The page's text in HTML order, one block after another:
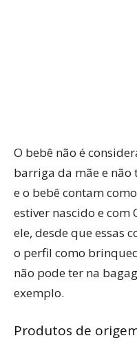
O bebê não é
barriga da mãe e não
e o bebê contam
estiver nascido e com
ele, desde que essas
o perfil como
não pode ter na
exemplo.
Produtos de